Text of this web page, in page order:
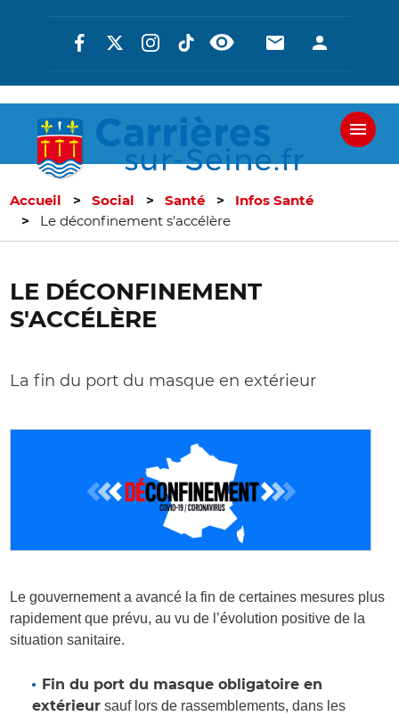
Aller
au
contenu
Réseaux
En-
-
En-
-
Accueil Social Santé
Infos Santé
Le déconfinement s'accélère
LE DÉCONFINEMENT
S'ACCÉLÈRE
La fin du port du masque en extérieur
Le gouvernement a avancé la fin de certaines mesures plus
rapidement que prévu, au vu de l’évolution positive de la
situation sanitaire.
Fin du port du masque obligatoire en
extérieur sauf lors de rassemblements, dans les